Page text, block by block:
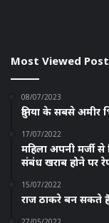
Most Viewed
08/07/2023
दुनिया के सबसे
17/07/2022
महिला अपनी मर्जी
संबंध खराब होने पर
15/07/2022
राज ठाकरे बन सकते हैं